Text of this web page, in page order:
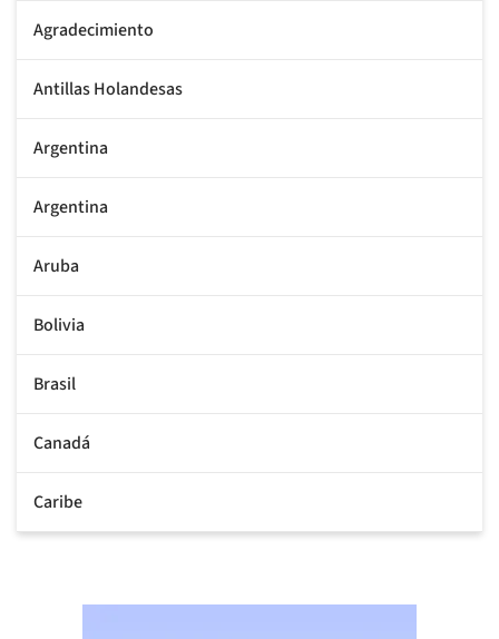
Agradecimiento
Antillas Holandesas
Argentina
Argentina
Aruba
Bolivia
Brasil
Canadá
Caribe